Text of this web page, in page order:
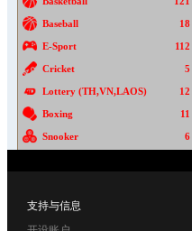
支持与信息